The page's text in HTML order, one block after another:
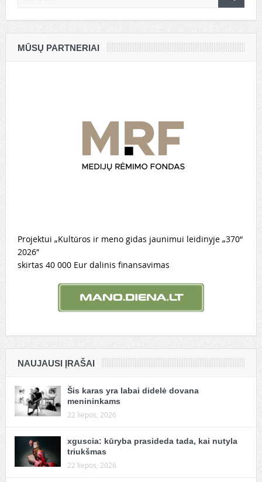
MŪSŲ PARTNERIAI
Projektui „Kultūros ir meno gidas jaunimui leidinyje „370“
2026″
skirtas 40 000 Eur dalinis finansavimas
NAUJAUSI ĮRAŠAI
Šis karas yra labai didelė dovana
menininkams
22 liepos, 2026
xguscia: kūryba prasideda tada, kai nutyla
triukšmas
22 liepos, 2026